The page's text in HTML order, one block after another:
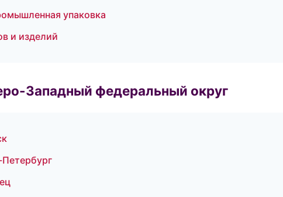
упаковка
и изделий
Западный федеральный округ